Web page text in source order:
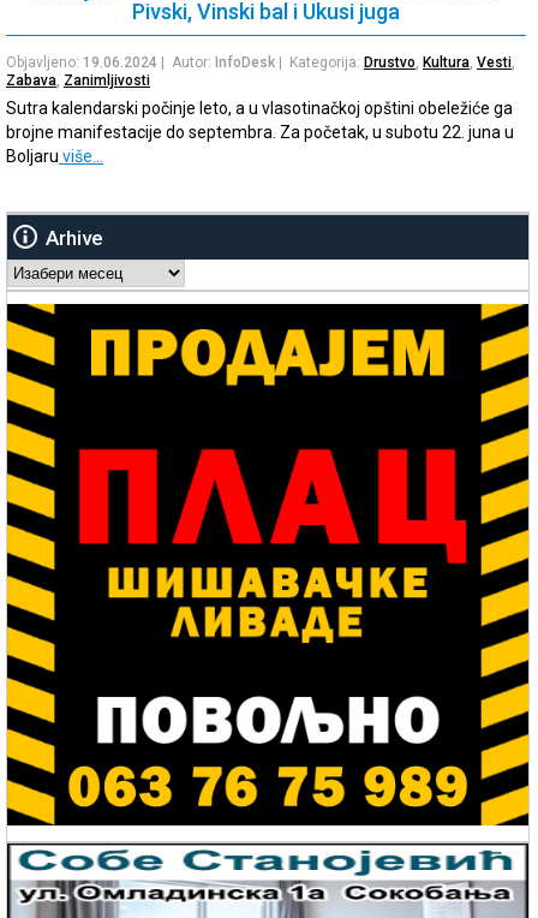
Pivski, Vinski bal i Ukusi juga
Objavljeno: 19.06.2024 | Autor: InfoDesk | Kategorija: Drustvo, Kultura, Vesti,
Zabava, Zanimljivosti
Sutra kalendarski počinje leto, a u vlasotinačkoj opštini obeležiće ga
brojne manifestacije do septembra. Za početak, u subotu 22. juna u
Boljaru više…
Arhive
Arhive